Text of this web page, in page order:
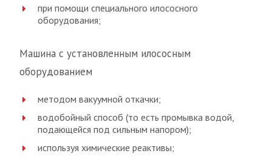
при помощи специального илососного
оборудования;
Машина с установленным илососным
оборудованием
методом вакуумной откачки;
водобойный способ (то есть промывка водой,
подающейся под сильным напором);
используя химические реактивы;